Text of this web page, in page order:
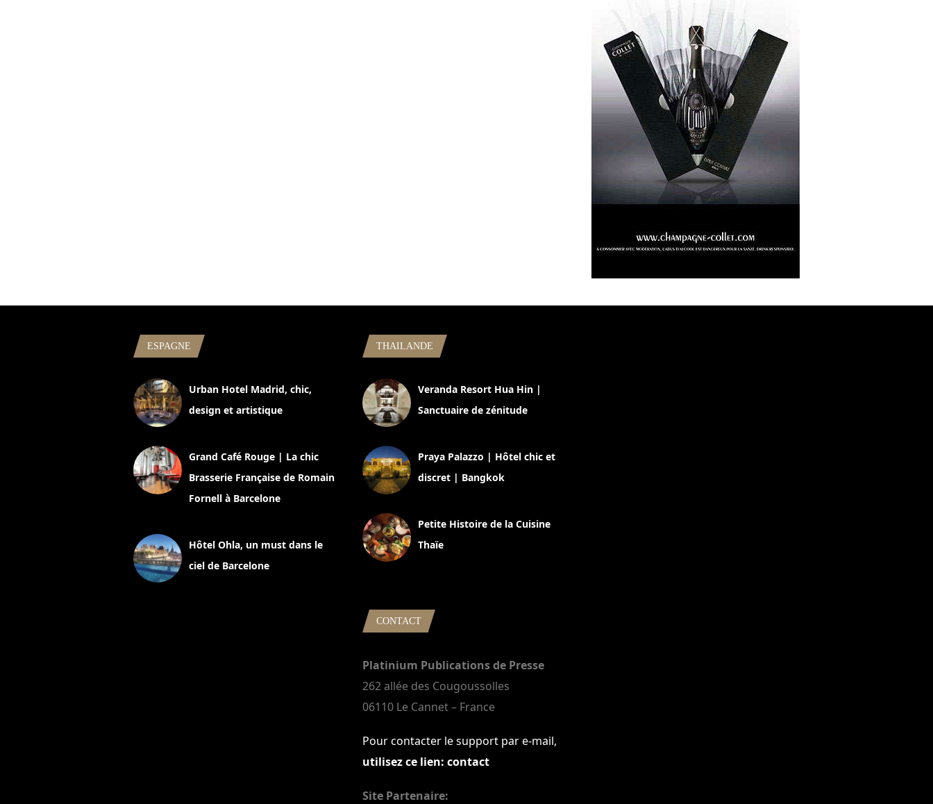
ESPAGNE
Urban Hotel Madrid, chic,
design et artistique
Grand Café Rouge | La chic
Brasserie Française de Romain
Fornell à Barcelone
Hôtel Ohla, un must dans le
ciel de Barcelone
THAILANDE
Veranda Resort Hua Hin |
Sanctuaire de zénitude
Praya Palazzo | Hôtel chic et
discret | Bangkok
Petite Histoire de la Cuisine
Thaïe
CONTACT
Platinium Publications de Presse
262 allée des Cougoussolles
06110 Le Cannet – France
Pour contacter le support par e-mail,
utilisez ce lien: contact
Site Partenaire: